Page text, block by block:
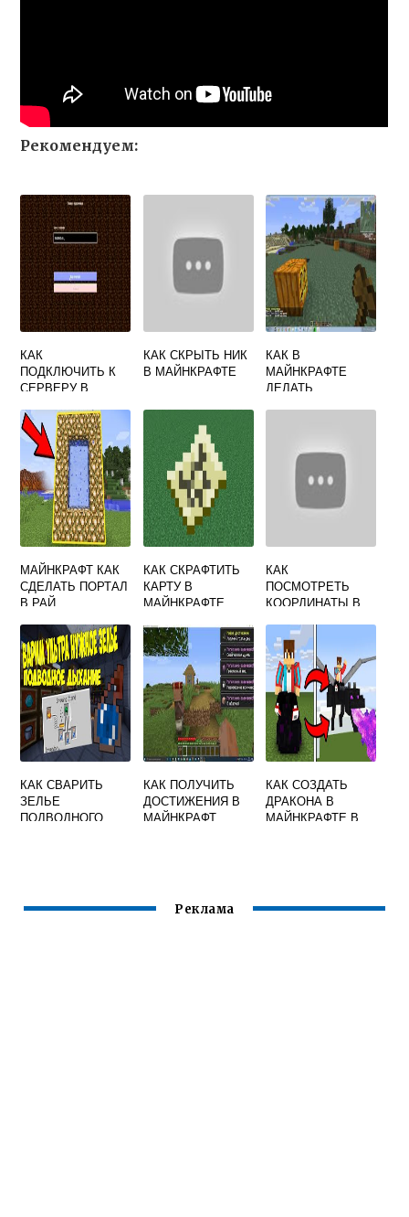
Рекомендуем:
КАК
ПОДКЛЮЧИТЬ К
СЕРВЕРУ В
КАК СКРЫТЬ НИК
В МАЙНКРАФТЕ
КАК В
МАЙНКРАФТЕ
ДЕЛАТЬ
МАЙНКРАФТ КАК
СДЕЛАТЬ ПОРТАЛ
В РАЙ
КАК СКРАФТИТЬ
КАРТУ В
МАЙНКРАФТЕ
КАК
ПОСМОТРЕТЬ
КООРДИНАТЫ В
КАК СВАРИТЬ
ЗЕЛЬЕ
ПОДВОДНОГО
КАК ПОЛУЧИТЬ
ДОСТИЖЕНИЯ В
МАЙНКРАФТ
КАК СОЗДАТЬ
ДРАКОНА В
МАЙНКРАФТЕ В
Реклама